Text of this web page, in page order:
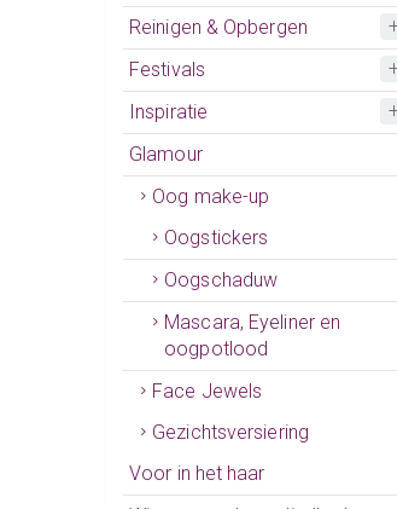
Reinigen & Opbergen
Festivals
Inspiratie
Glamour
Oog make-up
Oogstickers
Oogschaduw
Mascara, Eyeliner en
oogpotlood
Face Jewels
Gezichtsversiering
Voor in het haar